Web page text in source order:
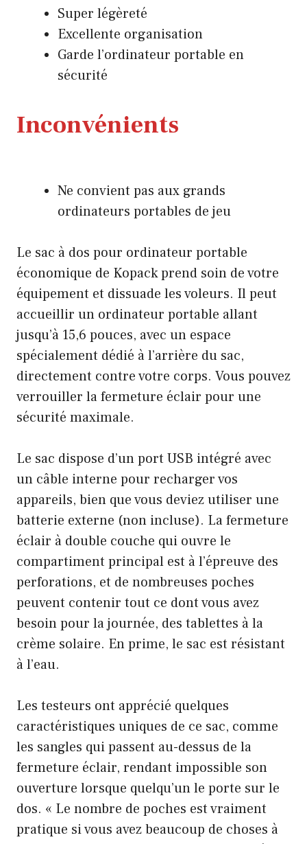
Super légèreté
Excellente organisation
Garde l’ordinateur portable en
sécurité
Inconvénients
Ne convient pas aux grands
ordinateurs portables de jeu
Le sac à dos pour ordinateur portable
économique de Kopack prend soin de votre
équipement et dissuade les voleurs. Il peut
accueillir un ordinateur portable allant
jusqu’à 15,6 pouces, avec un espace
spécialement dédié à l’arrière du sac,
directement contre votre corps. Vous pouvez
verrouiller la fermeture éclair pour une
sécurité maximale.
Le sac dispose d’un port USB intégré avec
un câble interne pour recharger vos
appareils, bien que vous deviez utiliser une
batterie externe (non incluse). La fermeture
éclair à double couche qui ouvre le
compartiment principal est à l’épreuve des
perforations, et de nombreuses poches
peuvent contenir tout ce dont vous avez
besoin pour la journée, des tablettes à la
crème solaire. En prime, le sac est résistant
à l’eau.
Les testeurs ont apprécié quelques
caractéristiques uniques de ce sac, comme
les sangles qui passent au-dessus de la
fermeture éclair, rendant impossible son
ouverture lorsque quelqu’un le porte sur le
dos. « Le nombre de poches est vraiment
pratique si vous avez beaucoup de choses à